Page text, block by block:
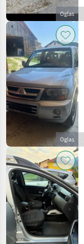
Oglas
Oglas